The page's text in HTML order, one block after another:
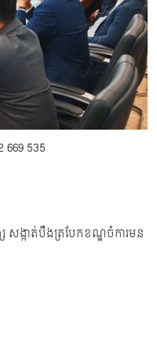
669 535
កាត់បឹងត្របែកខណ្ឌចំការមន